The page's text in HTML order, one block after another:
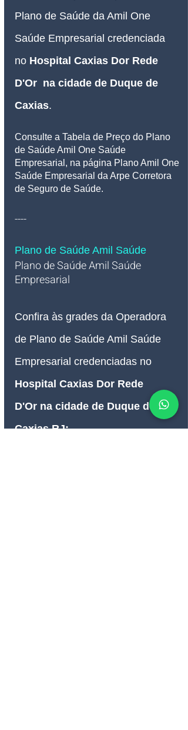
Plano de Saúde da Amil One
Saúde Empresarial credenciada
no Hospital Caxias Dor Rede
D'Or na cidade de Duque de
Caxias.
Consulte a Tabela de Preço do Plano
de Saúde Amil One Saúde
Empresarial, na página Plano Amil One
Saúde Empresarial da Arpe Corretora
de Seguro de Saúde.
----
Plano de Saúde Amil Saúde
Plano de Saúde Amil Saúde
Empresarial
Confira às grades da Operadora
de Plano de Saúde Amil Saúde
Empresarial credenciadas no
Hospital Caxias Dor Rede
D'Or na cidade de Duque de
Caxias RJ: